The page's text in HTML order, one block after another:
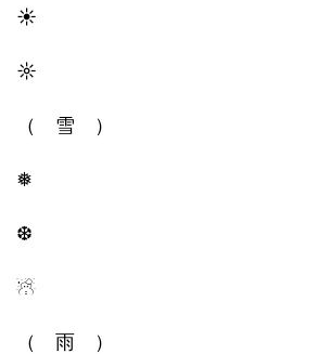
☀︎
☼
（ 雪 ）
❅
❆
☃︎
（ 雨 ）